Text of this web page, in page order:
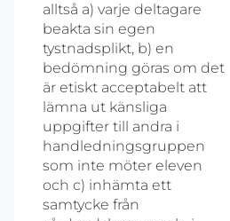
alltså a) varje deltagare
beakta sin egen
tystnadsplikt, b) en
bedömning göras om det
är etiskt acceptabelt att
lämna ut känsliga
uppgifter till andra i
handledningsgruppen
som inte möter eleven
och c) inhämta ett
samtycke från